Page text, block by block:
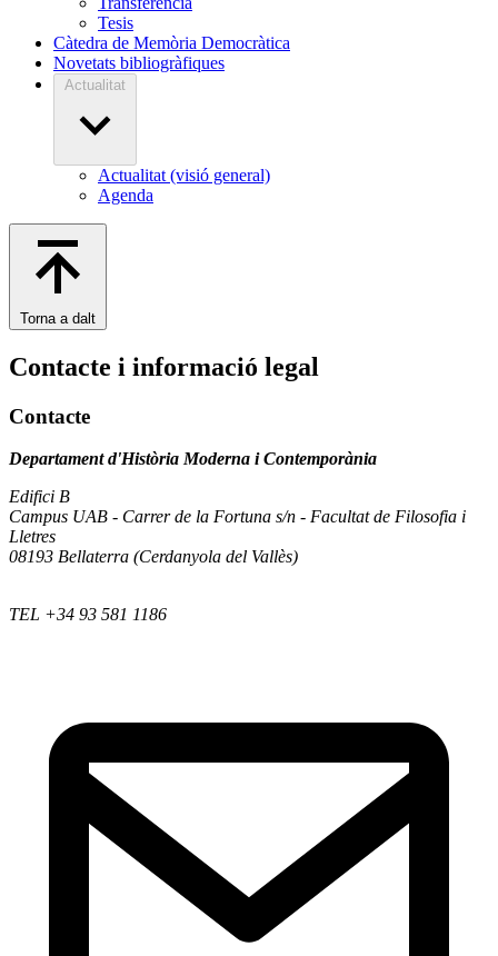
Tesis
Càtedra de Memòria Democràtica
Novetats bibliogràfiques
Actualitat
Actualitat (visió general)
Agenda
Torna a dalt
Contacte i informació legal
Contacte
Departament d'Història Moderna i Contemporània
Edifici B
Campus UAB - Carrer de la Fortuna s/n - Facultat de Filosofia i
Lletres
08193 Bellaterra (Cerdanyola del Vallès)
TEL +34 93 581 1186